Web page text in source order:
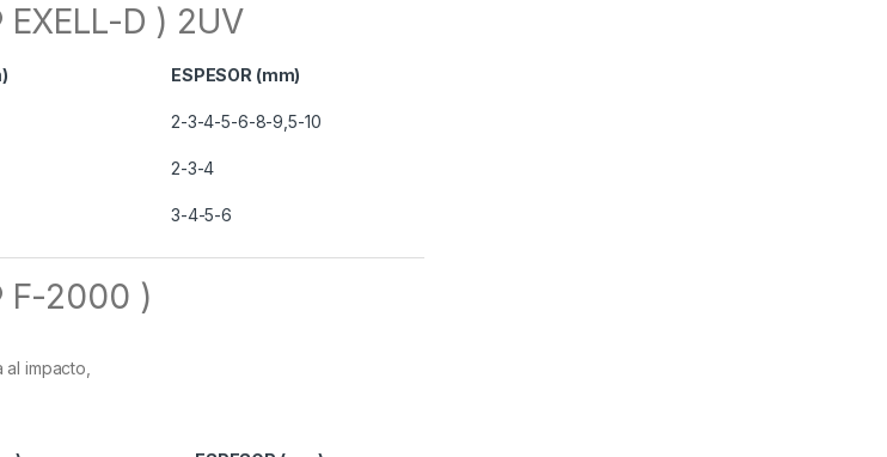
EXELL-D ) 2UV
ESPESOR (mm)
2-3-4-5-6-8-9,5-10
2-3-4
3-4-5-6
F-2000 )
impacto,